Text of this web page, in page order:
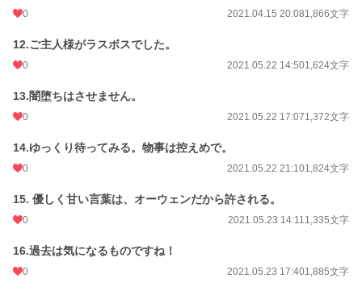
0 2021.04.15 20:081,866文字
12.ご主人様がラスボスでした。
0 2021.05.22 14:501,624文字
13.闇堕ちはさせません。
0 2021.05.22 17:071,372文字
14.ゆっくり待ってみる。物事は控えめで。
0 2021.05.22 21:101,824文字
15. 優しく甘い言葉は、オーウェンだから許される。
0 2021.05.23 14:111,335文字
16.過去は気になるものですね！
0 2021.05.23 17:401,885文字